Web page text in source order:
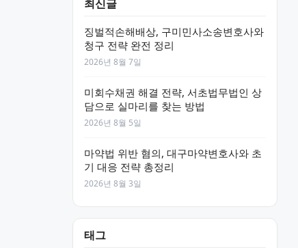
최신글
징벌적손해배상, 구미민사소송변호사와
청구 전략 완전 정리
2026년 8월 7일
미회수채권 해결 전략, 서초법무법인 상
담으로 실마리를 찾는 방법
2026년 8월 5일
마약법 위반 혐의, 대구마약변호사와 초
기 대응 전략 총정리
2026년 8월 3일
태그